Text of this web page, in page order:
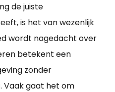
de juiste
is het van wezenlijk
wordt nagedacht over
betekent een
zonder
Vaak gaat het om